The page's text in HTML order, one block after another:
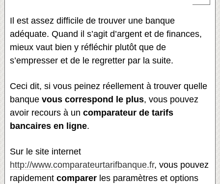
Il est assez difficile de trouver une banque
adéquate. Quand il s’agit d’argent et de finances,
mieux vaut bien y réfléchir plutôt que de
s’empresser et de le regretter par la suite.
Ceci dit, si vous peinez réellement à trouver quelle
banque vous correspond le plus, vous pouvez
avoir recours à un comparateur de tarifs
bancaires en ligne.
Sur le site internet
http://www.comparateurtarifbanque.fr, vous pouvez
rapidement comparerles paramètres et options